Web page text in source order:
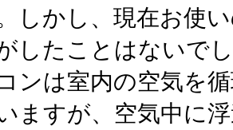
しかし、現在お使
したことはないで
ンは室内の空気を
ますが、空気中に